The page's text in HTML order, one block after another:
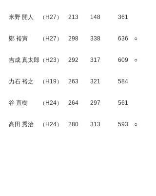
米野 開人　（H27）　213　　148　　　361
鄭 裕寅　　（H27）　298　　338　　　636　○
吉成 真太郎（H23）　292　　317　　　609　○
力石 裕之　（H19）　263　　321　　　584
谷 直樹　　（H24）　264　　297　　　561
高田 秀治　（H24）　280　　313　　　593　○